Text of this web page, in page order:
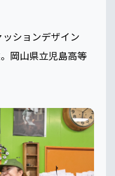
ションデザイン
岡山県立児島高等